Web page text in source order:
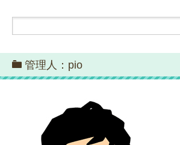
管理人：pio